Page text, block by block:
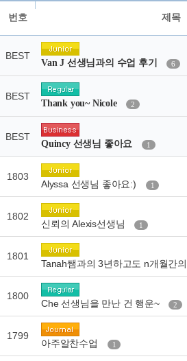
번호 제목
BEST
Van J 선생님과의 수업 후기 6
BEST
Thank you~ Nicole 2
BEST
Quincy 선생님 좋아요 1
1803
Alyssa 선생님 좋아요:) 1
1802
신뢰의 Alexis선생님 1
1801
Tanah쌤과의 3년하고도 n개월간
1800
Che 선생님을 만난 건 행운~ 2
1799
아주알찬수업 1